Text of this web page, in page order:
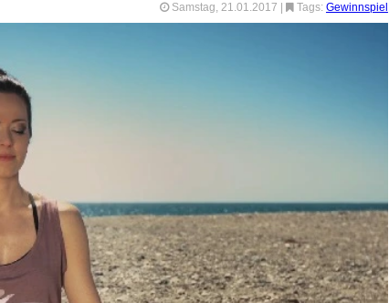
Samstag, 21.01.2017 Tags: Gewinnspiel